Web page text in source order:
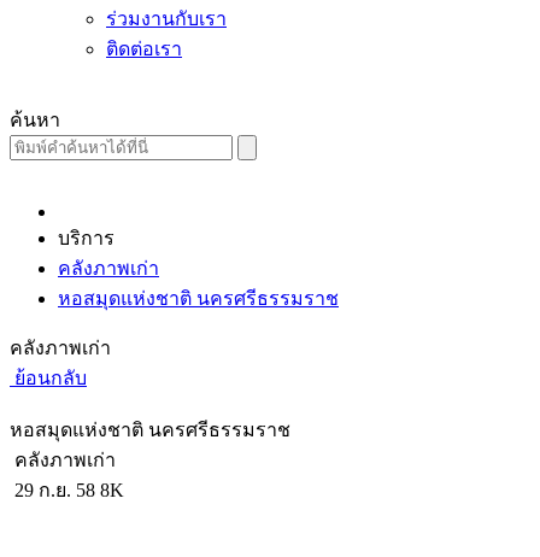
ร่วมงานกับเรา
ติดต่อเรา
ค้นหา
บริการ
คลังภาพเก่า
หอสมุดแห่งชาติ นครศรีธรรมราช
คลังภาพเก่า
ย้อนกลับ
หอสมุดแห่งชาติ นครศรีธรรมราช
คลังภาพเก่า
29 ก.ย. 58 8K